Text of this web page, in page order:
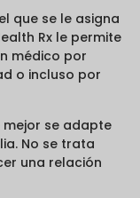
que se le asigna
Rx le permite
médico por
o incluso por
mejor se adapte
No se trata
una relación